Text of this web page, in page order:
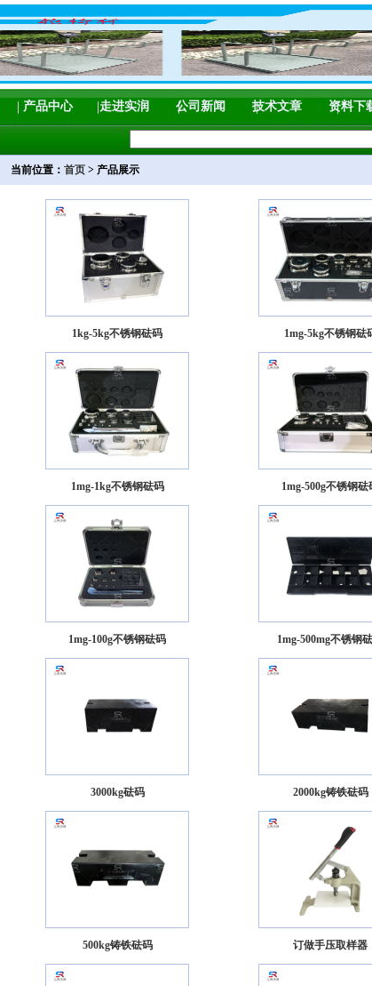
产品中心 走进实润 公司新闻 技术文章 资料下
当前位置： 首页 > 产品展示
1kg-5kg不锈钢砝码 1mg-5kg不锈钢砝
1mg-1kg不锈钢砝码 1mg-500g不锈钢砝
1mg-100g不锈钢砝码 1mg-500mg不锈钢
3000kg砝码 2000kg铸铁砝码
500kg铸铁砝码 订做手压取样器